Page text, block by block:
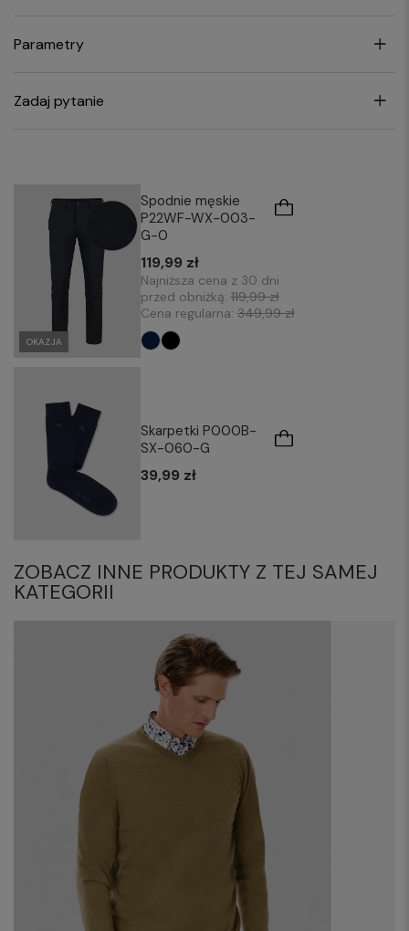
Parametry
Zadaj pytanie
OKAZJA
Spodnie męskie
P22WF-WX-003-
G-0
119,99 zł
Najniższa cena z 30 dni
przed obniżką: 119,99 zł
Cena regularna: 349,99 zł
Skarpetki P000B-
SX-060-G
39,99 zł
ZOBACZ INNE PRODUKTY Z TEJ SAMEJ
KATEGORII